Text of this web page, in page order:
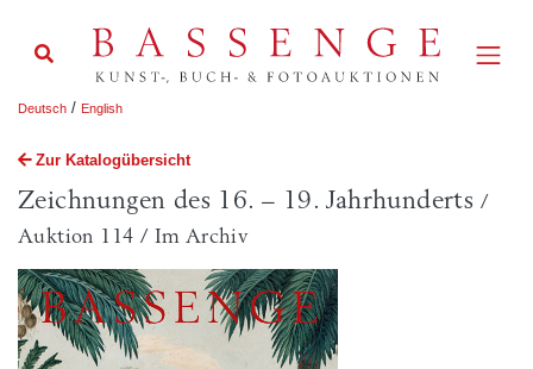
Deutsch / English
Zur Katalogübersicht
Zeichnungen des 16. – 19. Jahrhunderts /
Auktion 114 / Im Archiv